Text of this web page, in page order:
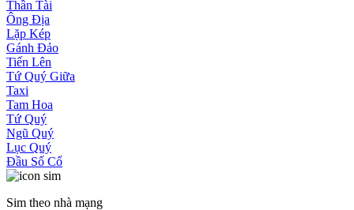
Thần Tài
Ông Địa
Lặp Kép
Gánh Đảo
Tiến Lên
Tứ Quý Giữa
Taxi
Tam Hoa
Tứ Quý
Ngũ Quý
Lục Quý
Đầu Số Cổ
Sim theo nhà mạng